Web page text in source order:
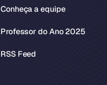
Conheça a equipe
Professor do Ano 2025
RSS Feed